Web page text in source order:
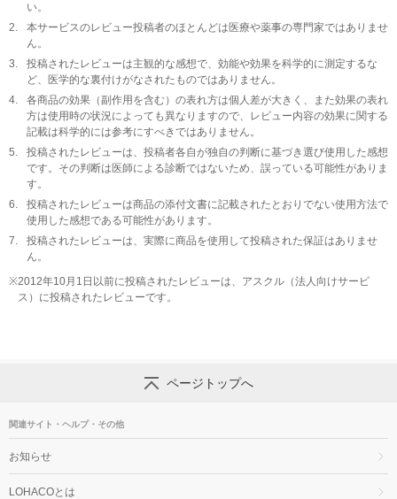
い。
2.
本サービスのレビュー投稿者のほとんどは医療や薬事の専門家ではありませ
ん。
3.
投稿されたレビューは主観的な感想で、効能や効果を科学的に測定するな
ど、医学的な裏付けがなされたものではありません。
4.
各商品の効果（副作用を含む）の表れ方は個人差が大きく、また効果の表れ
方は使用時の状況によっても異なりますので、レビュー内容の効果に関する
記載は科学的には参考にすべきではありません。
5.
投稿されたレビューは、投稿者各自が独自の判断に基づき選び使用した感想
です。その判断は医師による診断ではないため、誤っている可能性がありま
す。
6.
投稿されたレビューは商品の添付文書に記載されたとおりでない使用方法で
使用した感想である可能性があります。
7.
投稿されたレビューは、実際に商品を使用して投稿された保証はありませ
ん。
※2012年10月1日以前に投稿されたレビューは、アスクル（法人向けサービ
ス）に投稿されたレビューです。
ページトップへ
関連サイト・ヘルプ・その他
お知らせ
LOHACOとは